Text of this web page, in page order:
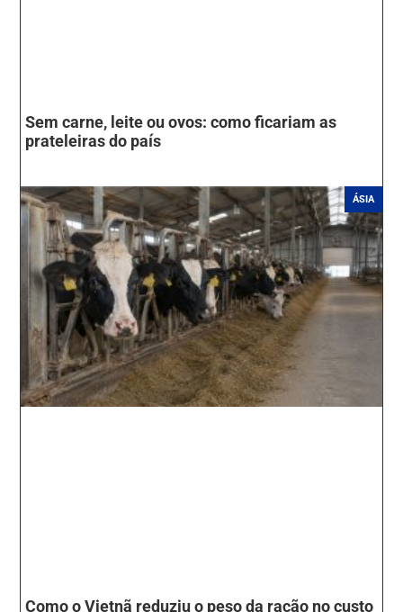
Sem carne, leite ou ovos: como ficariam as
prateleiras do país
ÁSIA
Como o Vietnã reduziu o peso da ração no custo